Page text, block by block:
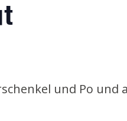
und Po